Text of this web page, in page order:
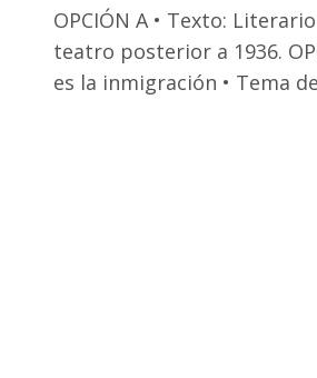
OPCIÓN A • Texto:
teatro posterior a 1936.
es la inmigración • Tema